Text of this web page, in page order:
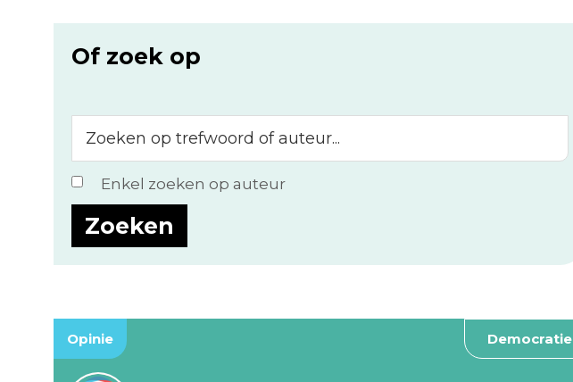
Of zoek op
op
trefwoord
of
auteur...
Enkel zoeken op auteur
Opinie Democratie